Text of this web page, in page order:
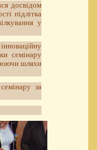
досвідом
підлітка
у
семінару
шляхи
за